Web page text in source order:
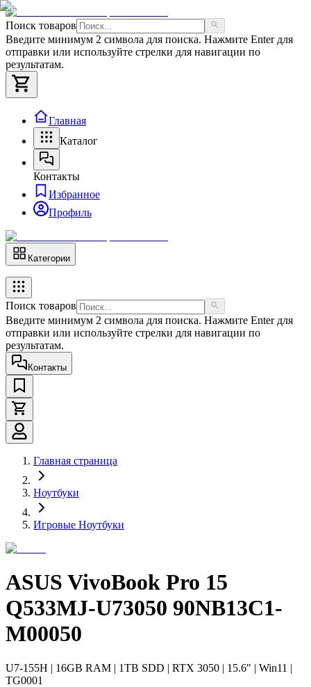
Поиск товаров
Введите минимум 2 символа для поиска. Нажмите Enter для
отправки или используйте стрелки для навигации по
результатам.
Главная
Каталог
Контакты
Избранное
Профиль
Категории
Поиск товаров
Введите минимум 2 символа для поиска. Нажмите Enter для
отправки или используйте стрелки для навигации по
результатам.
Контакты
Главная страница
Ноутбуки
Игровые Ноутбуки
ASUS VivoBook Pro 15
Q533MJ-U73050 90NB13C1-
M00050
U7-155H | 16GB RAM | 1TB SDD | RTX 3050 | 15.6" | Win11 |
TG0001